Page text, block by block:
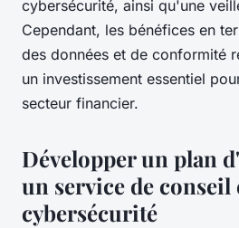
cybersécurité, ainsi qu'une
Cependant, les bénéfices en
des données et de conformité
un investissement essentiel
secteur financier.
Développer un plan
un service de conseil
cybersécurité